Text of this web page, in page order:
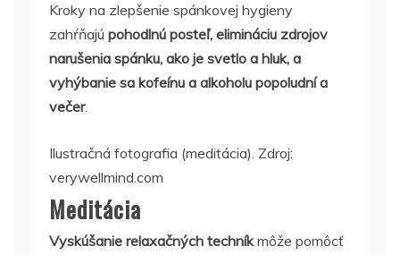
Kroky na zlepšenie spánkovej hygieny
zahŕňajú pohodlnú posteľ, elimináciu zdrojov
narušenia spánku, ako je svetlo a hluk, a
vyhýbanie sa kofeínu a alkoholu popoludní a
večer.
Ilustračná fotografia (meditácia). Zdroj:
verywellmind.com
Meditácia
Vyskúšanie relaxačných techníkmôže pomôcť